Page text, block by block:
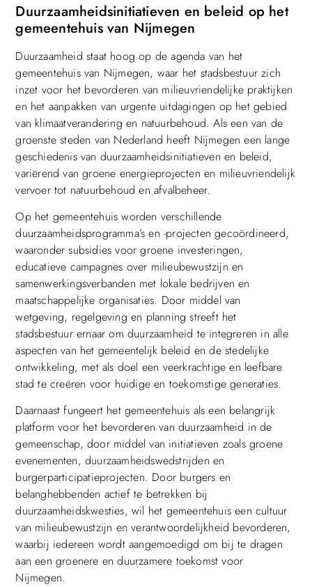
Duurzaamheidsinitiatieven en beleid op het
gemeentehuis van Nijmegen
Duurzaamheid staat hoog op de agenda van het
gemeentehuis van Nijmegen, waar het stadsbestuur zich
inzet voor het bevorderen van milieuvriendelijke praktijken
en het aanpakken van urgente uitdagingen op het gebied
van klimaatverandering en natuurbehoud. Als een van de
groenste steden van Nederland heeft Nijmegen een lange
geschiedenis van duurzaamheidsinitiatieven en beleid,
variërend van groene energieprojecten en milieuvriendelijk
vervoer tot natuurbehoud en afvalbeheer.
Op het gemeentehuis worden verschillende
duurzaamheidsprogramma’s en -projecten gecoördineerd,
waaronder subsidies voor groene investeringen,
educatieve campagnes over milieubewustzijn en
samenwerkingsverbanden met lokale bedrijven en
maatschappelijke organisaties. Door middel van
wetgeving, regelgeving en planning streeft het
stadsbestuur ernaar om duurzaamheid te integreren in alle
aspecten van het gemeentelijk beleid en de stedelijke
ontwikkeling, met als doel een veerkrachtige en leefbare
stad te creëren voor huidige en toekomstige generaties.
Daarnaast fungeert het gemeentehuis als een belangrijk
platform voor het bevorderen van duurzaamheid in de
gemeenschap, door middel van initiatieven zoals groene
evenementen, duurzaamheidswedstrijden en
burgerparticipatieprojecten. Door burgers en
belanghebbenden actief te betrekken bij
duurzaamheidskwesties, wil het gemeentehuis een cultuur
van milieubewustzijn en verantwoordelijkheid bevorderen,
waarbij iedereen wordt aangemoedigd om bij te dragen
aan een groenere en duurzamere toekomst voor
Nijmegen.